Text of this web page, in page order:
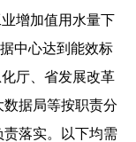
增加值用水量下
中心达到能效标
厅、省发展改革
据局等按职责分
落实。以下均需